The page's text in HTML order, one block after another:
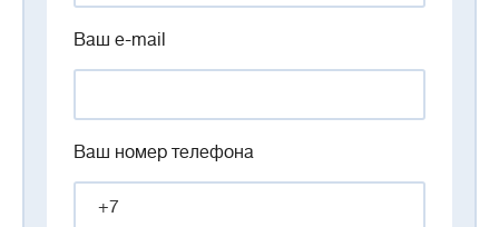
Ваш e-mail
Ваш номер телефона